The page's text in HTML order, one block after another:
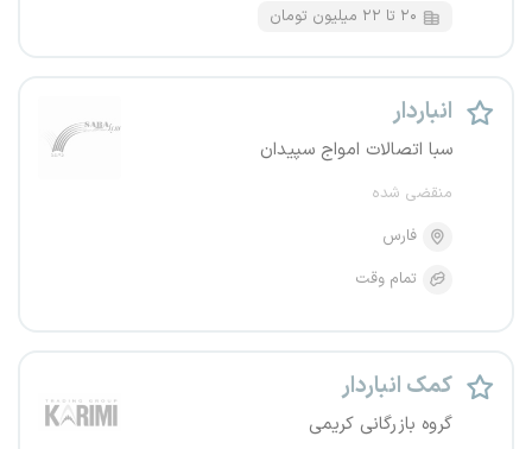
۲۰ تا ۲۲ میلیون تومان
انباردار
سبا اتصالات امواج سپیدان
منقضی شده
فارس
تمام وقت
کمک انباردار
گروه بازرگانی کریمی